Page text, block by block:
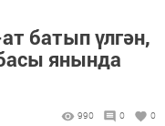
батып үлгән,
янында
990 0 0